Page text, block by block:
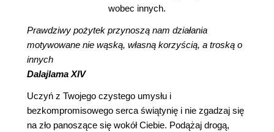
wobec innych.
Prawdziwy pożytek przynoszą nam działania
motywowane nie wąską, własną korzyścią, a troską o
innych
Dalajlama XIV
Uczyń z Twojego czystego umysłu i
bezkompromisowego serca świątynię i nie zgadzaj się
na zło panoszące się wokół Ciebie. Podążaj drogą,